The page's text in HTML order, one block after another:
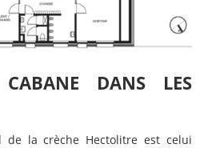
DANS LES
de la crèche Hectolitre est celui